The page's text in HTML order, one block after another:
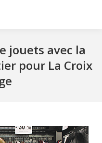
jouets avec la
pour La Croix